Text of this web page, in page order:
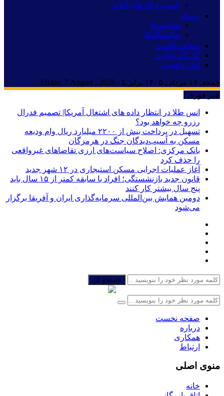
کسب و کارهای آنلاین
رویداد
همایش‌ها
نمایشگاه‌ها
شفاف‌نگاشت
گذرگاه تجارت
اتاق واقعیت
جمعه, ۱۶ مرداد , ۱۴۰۵ برابر با - Friday, 7 August , 2026
خبر فوری :
انس طلا در انتظار داده های اشتغال آمریکا| تصمیم فدرال
رزرو چه خواهد بود؟
تسهیل در پرداخت بیش از ۲۲۰۰ میلیارد ریال وام ودیعه
مسکن به آسیب‌دیدگان جنگ در هرمزگان
بانک مرکزی: اصلاح سیاست‌های ارزی تقاضاهای غیرواقعی
را حذف کرد
آغاز عملیات اجرایی مسکن استیجاری در ۱۲ شهر جدید
قانون جدید بازنشستگی؛ افراد با سابقه کمتر از ۱۵ سال باید
پنج سال بیشتر کار کنند
دومین همایش بین‌المللی سرمایه‌گذاری ایران و آفریقا برگزار
می‌شود
جستجو کن
صفحه نخست
درباره
همکاری
ارتباط
منوی اصلی
خانه